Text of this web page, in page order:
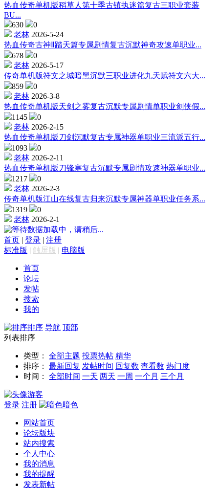
热血传奇单机版稻草人第十季古镇执迷篇复古三职业套装
BU...
630
0
老林 2026-5-24
热血传奇古神Ⅱ踏天篇专属剧情复古沉默神奇攻速单职业...
678
0
老林 2026-5-17
传奇单机版符文之城暗黑沉默三职业进化九天赋符文六大...
859
0
老林 2026-3-8
热血传奇单机版天剑之雾复古沉默专属剧情单职业剑侠假...
1145
0
老林 2026-2-15
热血传奇单机版刀剑沉默复古专属神器单职业三流派五行...
1093
0
老林 2026-2-11
热血传奇单机版刀锋寒复古沉默专属剧情攻速神器单职业...
1217
0
老林 2026-2-3
传奇单机版江山在线复古归来沉默专属神器单职业任务系...
1319
0
老林 2026-2-1
数据加载中，请稍后...
首页 | 登录 | 注册
标准版 | 触屏版 | 电脑版
首页
论坛
发帖
搜索
我的
排序 导航 顶部
列表排序
类型： 全部主题 投票热帖 精华
排序：
最新回复 发帖时间 回复数 查看数 热门度
时间：
全部时间 一天 两天 一周 一个月 三个月
游客
登录 注册 暗色
网站首页
论坛版块
站内搜索
个人中心
我的消息
我的提醒
发表新帖